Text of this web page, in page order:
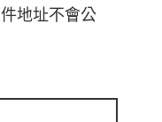
地址不會公